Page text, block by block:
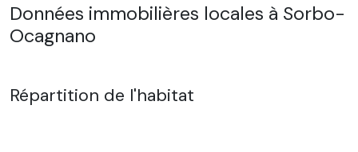
Données immobilières locales à Sorbo-
Ocagnano
Répartition de l'habitat